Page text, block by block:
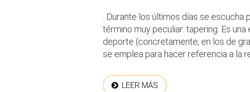
. Durante los últimos días se escucha
término muy peculiar: tapering. Es
deporte (concretamente, en los de
se emplea para hacer referencia a la
LEER MÁS